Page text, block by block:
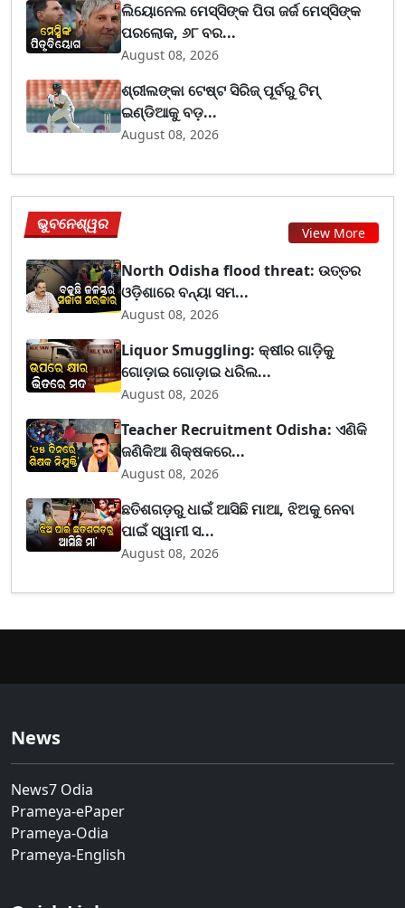
ଲିୟୋନେଲ ମେସ୍ସିଙ୍କ ପିତା ଜର୍ଜ ମେସ୍ସିଙ୍କ
ପରଲୋକ, ୬୮ ବର...
August 08, 2026
ଶ୍ରୀଲଙ୍କା ଟେଷ୍ଟ ସିରିଜ୍‌ ପୂର୍ବରୁ ଟିମ୍‌
ଇଣ୍ଡିଆକୁ ବଡ଼...
August 08, 2026
ଭୁବନେଶ୍ୱର View More
North Odisha flood threat: ଉତ୍ତର
ଓଡ଼ିଶାରେ ବନ୍ୟା ସମ...
August 08, 2026
Liquor Smuggling: କ୍ଷୀର ଗାଡ଼ିକୁ
ଗୋଡ଼ାଇ ଗୋଡ଼ାଇ ଧରିଲ...
August 08, 2026
Teacher Recruitment Odisha: ଏଣିକି
ଜଣିକିଆ ଶିକ୍ଷକରେ...
August 08, 2026
ଛତିଶଗଡ଼ରୁ ଧାଇଁ ଆସିଛି ମାଆ, ଝିଅକୁ ନେବା
ପାଇଁ ସ୍ୱାମୀ ସ...
August 08, 2026
News
News7 Odia
Prameya-ePaper
Prameya-Odia
Prameya-English